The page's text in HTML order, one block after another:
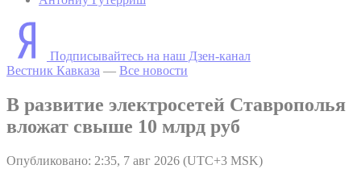
Подписывайтесь на наш Дзен-канал
Вестник Кавказа — Все новости
В развитие электросетей Ставрополья
вложат свыше 10 млрд руб
Опубликовано: 2:35, 7 авг 2026 (UTC+3 MSK)